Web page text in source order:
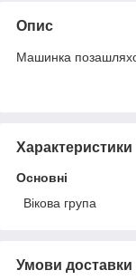
Опис
Машинка
Характеристики
Основні
Вікова група
Умови доставки